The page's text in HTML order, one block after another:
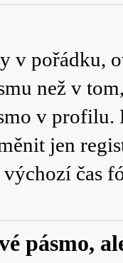
v pořádku,
než v
v profilu.
jen
čas
pásmo,